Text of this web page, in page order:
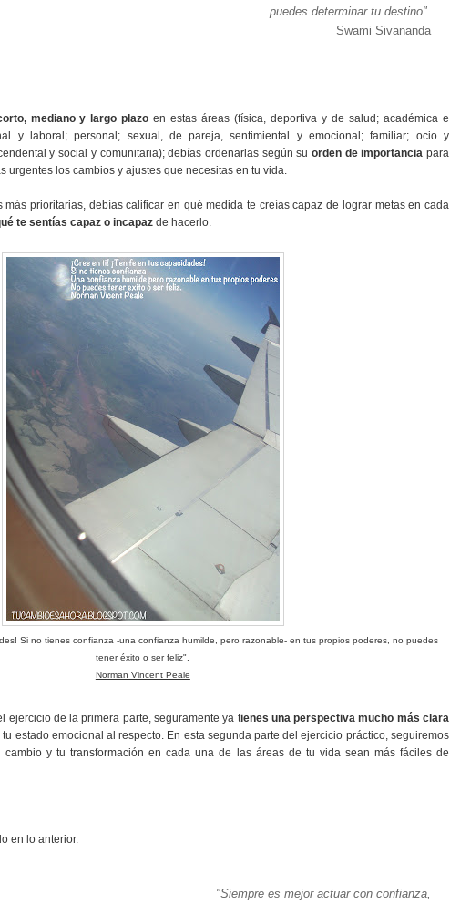
puedes determinar tu destino".
Swami Sivananda
mediano y largo plazo en estas áreas (física, deportiva y de salud; académica e
y laboral; personal; sexual, de pareja, sentimiental y emocional; familiar; ocio y
y social y comunitaria); debías ordenarlas según su orden de importancia para
urgentes los cambios y ajustes que necesitas en tu vida.
más prioritarias, debías calificar en qué medida te creías capaz de lograr metas en cada
te sentías capaz o incapazde hacerlo.
Si no tienes confianza -una confianza humilde, pero razonable- en tus propios poderes, no puedes
tener éxito o ser feliz".
Norman Vincent Peale
ejercicio de la primera parte, seguramente ya tienes una perspectiva mucho más clara
tu estado emocional al respecto. En esta segunda parte del ejercicio práctico, seguiremos
y tu transformación en cada una de las áreas de tu vida sean más fáciles de
en lo anterior.
"Siempre es mejor actuar con confianza,